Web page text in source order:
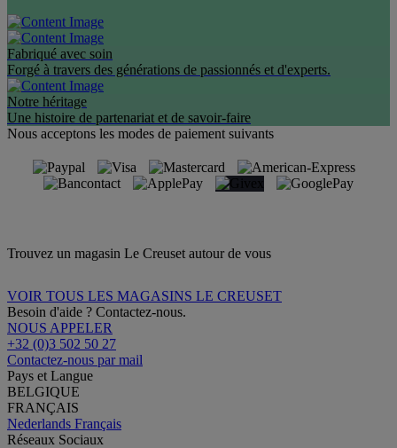
Fabriqué avec soin
Forgé à travers des générations de passionnés et d'experts.
Notre héritage
Une histoire de partenariat et de savoir-faire
Nous acceptons les modes de paiement suivants
Trouvez un magasin Le Creuset autour de vous
VOIR TOUS LES MAGASINS LE CREUSET
Besoin d'aide ? Contactez-nous.
NOUS APPELER
+32 (0)3 502 50 27
Contactez-nous par mail
Pays et Langue
BELGIQUE
FRANÇAIS
Nederlands Français
Réseaux Sociaux